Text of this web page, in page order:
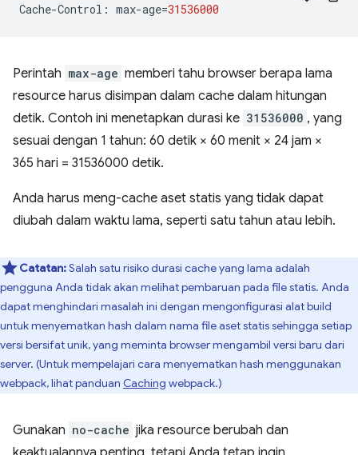
Cache-Control : max-age=31536000
Perintah max-age memberi tahu browser berapa lama
resource harus disimpan dalam cache dalam hitungan
detik. Contoh ini menetapkan durasi ke 31536000 , yang
sesuai dengan 1 tahun: 60 detik × 60 menit × 24 jam ×
365 hari = 31536000 detik.
Anda harus meng-cache aset statis yang tidak dapat
diubah dalam waktu lama, seperti satu tahun atau lebih.
Catatan:Salah satu risiko durasi cache yang lama adalah
pengguna Anda tidak akan melihat pembaruan pada file statis. Anda
dapat menghindari masalah ini dengan mengonfigurasi alat build
untuk menyematkan hash dalam nama file aset statis sehingga setiap
versi bersifat unik, yang meminta browser mengambil versi baru dari
server. (Untuk mempelajari cara menyematkan hash menggunakan
webpack, lihat panduan Caching webpack.)
Gunakan no-cache jika resource berubah dan